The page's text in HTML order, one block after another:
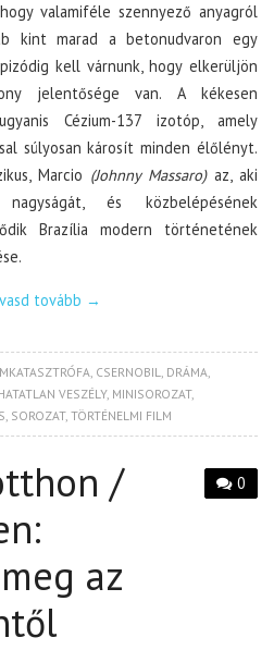
valamiféle szennyező anyagról
kint marad a betonudvaron egy
kell várnunk, hogy elkerüljön
jelentősége van. A kékesen
Cézium-137 izotóp, amely
súlyosan károsít minden élőlényt.
Marcio (Johnny Massaro)az, aki
és közbelépésének
Brazília modern történetének
tovább →
, CSERNOBIL, DRÁMA,
VESZÉLY, MINISOROZAT,
, SOROZAT,TÖRTÉNELMI FILM
0
/
az